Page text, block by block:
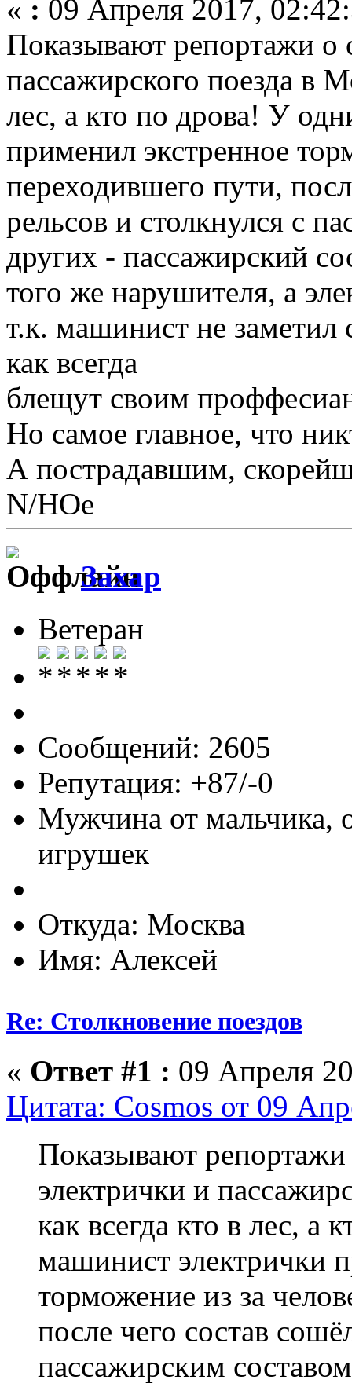
« : 09 Апреля 2017,
Показывают репортажи о
пассажирского поезда в
лес, а кто по дрова! У
применил экстренное
переходившего пути,
рельсов и столкнулся с
других - пассажирский
того же нарушителя, а
т.к. машинист не
как всегда
блещут своим
Но самое главное, что
А пострадавшим,
N/НОе
Захар
Ветеран
Сообщений: 2605
Репутация: +87/-0
Мужчина от мальчика,
игрушек
Откуда: Москва
Имя: Алексей
Re: Столкновение поездов
« Ответ #1 : 09 Апреля
Цитата: Cosmos от 09
Показывают репортажи
электрички и
как всегда кто в лес, а
машинист электрички
торможение из за
после чего состав
пассажирским